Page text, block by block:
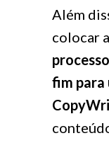
Além
colocar
fim para